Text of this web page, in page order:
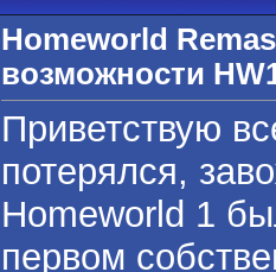
Homeworld
возможности
Приветствую
потерялся,
Homeworld 1
первом